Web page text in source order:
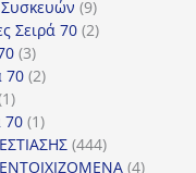
προϊόν
Συσκευών 99
προϊόντα
Σειρά 70 22
33
προϊόντα
70 22
11
προϊόν
70 11
προϊόν444444
προϊόντα
44